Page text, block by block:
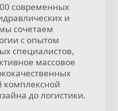
современных
и
сочетаем
с опытом
специалистов,
массовое
комплексной
до логистики.